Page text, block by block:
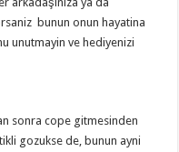
bunun onun hayatina
unutmayin ve hediyenizi
sonra cope gitmesinden
gozukse de, bunun ayni